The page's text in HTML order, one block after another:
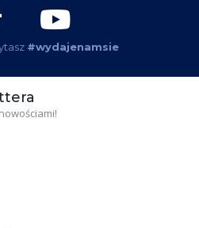
#wydajenamsie